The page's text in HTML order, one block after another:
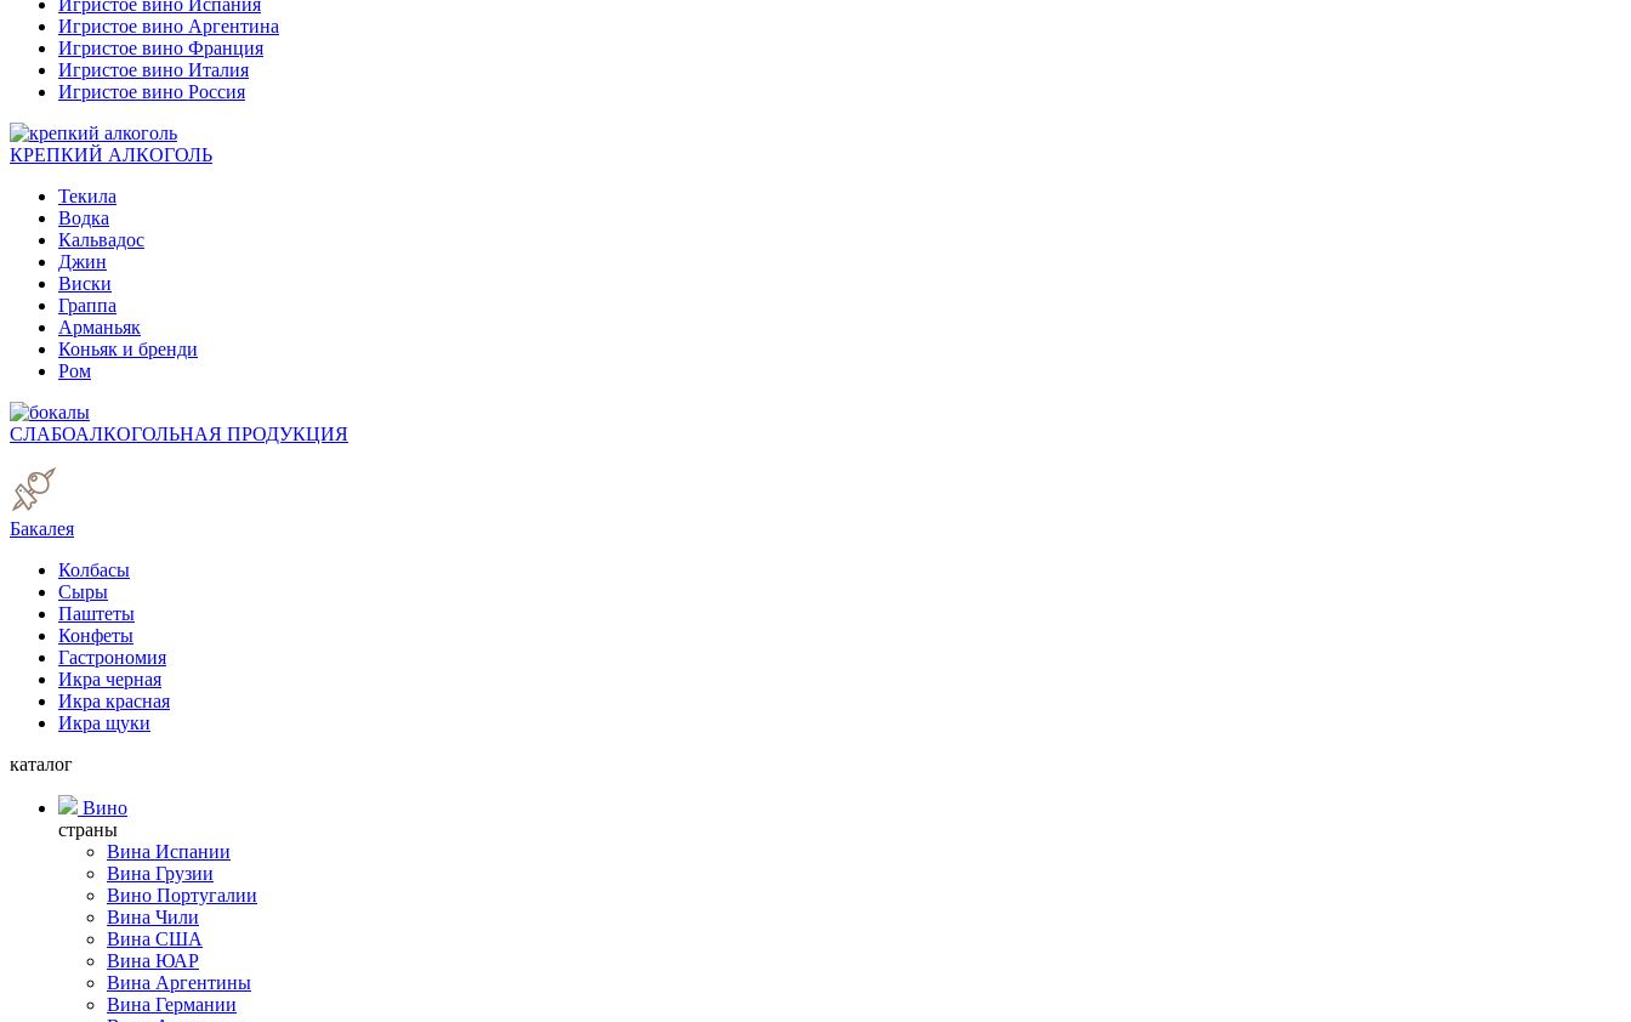
Игристое вино Испания
Игристое вино Аргентина
Игристое вино Франция
Игристое вино Италия
Игристое вино Россия
КРЕПКИЙ АЛКОГОЛЬ
Текила
Водка
Кальвадос
Джин
Виски
Граппа
Арманьяк
Коньяк и бренди
Ром
СЛАБОАЛКОГОЛЬНАЯ ПРОДУКЦИЯ
Бакалея
Колбасы
Сыры
Паштеты
Конфеты
Гастрономия
Икра черная
Икра красная
Икра щуки
каталог
Вино
страны
Вина Испании
Вина Грузии
Вино Португалии
Вина Чили
Вина США
Вина ЮАР
Вина Аргентины
Вина Германии